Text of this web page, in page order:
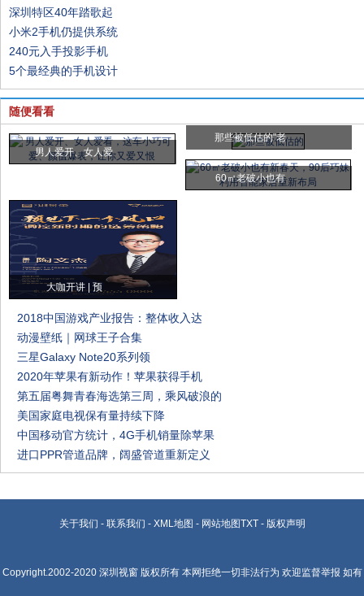
深圳特区40年踏歌起
小米2手机仍提供系统
240元入手投影手机
5个最经典的手机设计
随便看看
男人爱开、女人爱
那些被低估的"老
60㎡老破小也有
大咖开讲 | 预
2018中国游戏产业报告：整体收入达
动漫壁纸｜网球王子合集
三星Galaxy Note20系列领
2020年苹果有新动作！苹果获得手机
第五届粤舞青春海选第三周，乘风破浪的
美国家庭电视保有量持续下降
中国移动官方统计，4G手机销量除苹果
进口PPR管道品牌，阔盛管道重新定义
关于我们 - 联系我们 - XML地图 - 网站地图TXT- 版权声明
Copyright.2002-2020 深圳视窗版权所有 本网拒绝一切非法行为 欢迎监督举报 如有